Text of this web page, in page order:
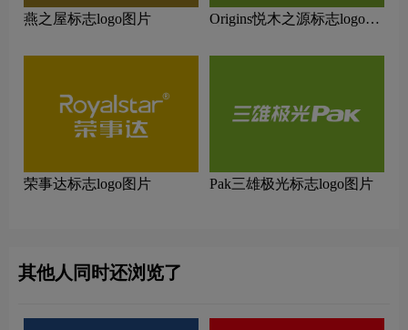
燕之屋标志logo图片
Origins悦木之源标志logo图
荣事达标志logo图片 Pak三雄极光标志logo图片
其他人同时还浏览了